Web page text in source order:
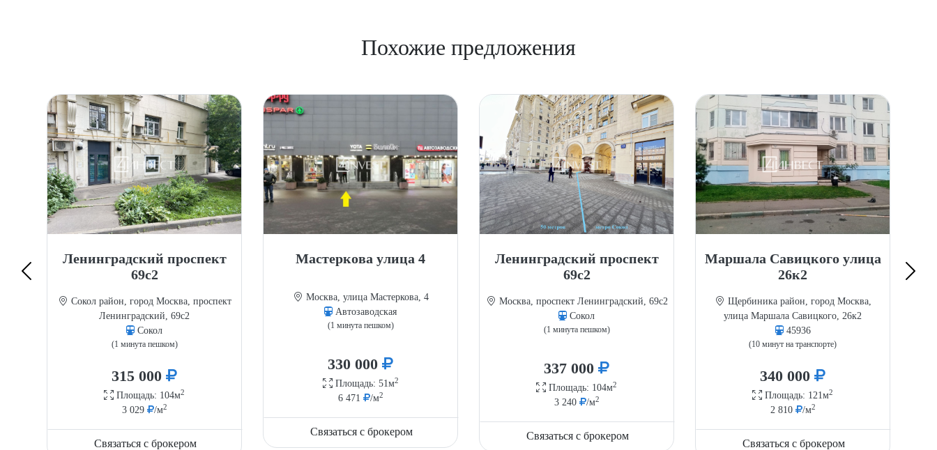
Похожие предложения
Ленинградский проспект
69с2
Сокол район, город Москва, проспект
Ленинградский, 69с2
Сокол
(1 минута пешком)
315 000
Площадь: 104м2
3 029 /м2
Связаться с брокером
Мастеркова улица 4
Москва, улица Мастеркова, 4
Автозаводская
(1 минута пешком)
330 000
Площадь: 51м2
6 471 /м2
Связаться с брокером
Ленинградский проспект
69с2
Москва, проспект Ленинградский, 69с2
Сокол
(1 минута пешком)
337 000
Площадь: 104м2
3 240 /м2
Связаться с брокером
Маршала Савицкого улица
26к2
Щербиника район, город Москва,
улица Маршала Савицкого, 26к2
45936
(10 минут на транспорте)
340 000
Площадь: 121м2
2 810 /м2
Связаться с брокером